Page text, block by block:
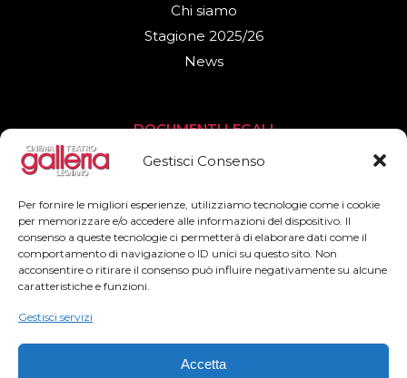
Gestisci Consenso
Per fornire le migliori esperienze, utilizziamo tecnologie come i cookie
per memorizzare e/o accedere alle informazioni del dispositivo. Il
consenso a queste tecnologie ci permetterà di elaborare dati come il
comportamento di navigazione o ID unici su questo sito. Non
acconsentire o ritirare il consenso può influire negativamente su alcune
caratteristiche e funzioni.
Gestisci servizi
Accetta
Chi siamo
Stagione 2025/26
News
DOCUMENTI LEGALI
Privacy Policy
SEGUICI
Facebook